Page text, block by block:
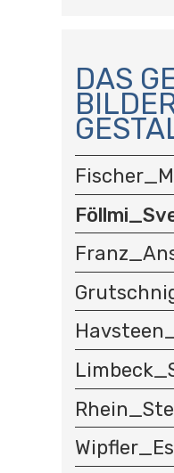
A
V
I
G
A
T
I
O
N
DAS